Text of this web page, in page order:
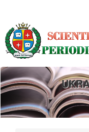
Main
Content
Sidebar